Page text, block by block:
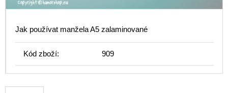
Jak používat manžela A5 zalaminované
Kód zboží: 909